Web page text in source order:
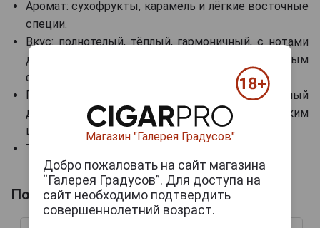
Аромат: сухофрукты, карамель и лёгкие восточные
специи.
Вкус: полнотелый, тёплый, гармоничный, с нотами
дуба, сухофруктов и ванили, с долгим элегантным
финалом.
Гастрономические сочетания: самостоятельный
дижестив, может подаваться с горьким
шоколадом и ореховым ассорти.
Температура сервировки: 18-20 °C.
Похожие арманьяки
Магазин "Галерея Градусов"
Добро пожаловать на сайт магазина
“Галерея Градусов”. Для доступа на
сайт необходимо подтвердить
совершеннолетний возраст.